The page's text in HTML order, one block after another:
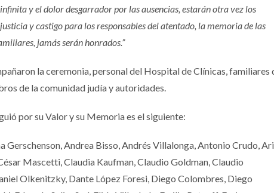
y el dolor desgarrador por las ausencias, estarán otra vez los
y castigo para los responsables del atentado, la memoria de las
jamás serán honrados.”
la ceremonia, personal del Hospital de Clínicas, familiares
de la comunidad judía y autoridades.
por su Valor y su Memoria es el siguiente:
Gerschenson, Andrea Bisso, Andrés Villalonga, Antonio Crudo,
Mascetti, Claudia Kaufman, Claudio Goldman, Claudio
Olkenitzky, Dante López Foresi, Diego Colombres, Diego